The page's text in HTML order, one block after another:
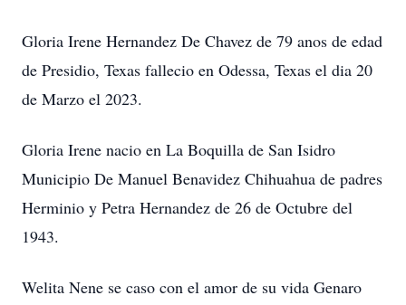
Gloria Irene Hernandez De Chavez de 79 anos de edad
de Presidio, Texas fallecio en Odessa, Texas el dia 20
de Marzo el 2023.
Gloria Irene nacio en La Boquilla de San Isidro
Municipio De Manuel Benavidez Chihuahua de padres
Herminio y Petra Hernandez de 26 de Octubre del
1943.
Welita Nene se caso con el amor de su vida Genaro